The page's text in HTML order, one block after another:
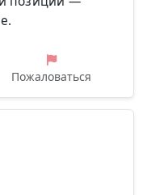
Пожаловаться